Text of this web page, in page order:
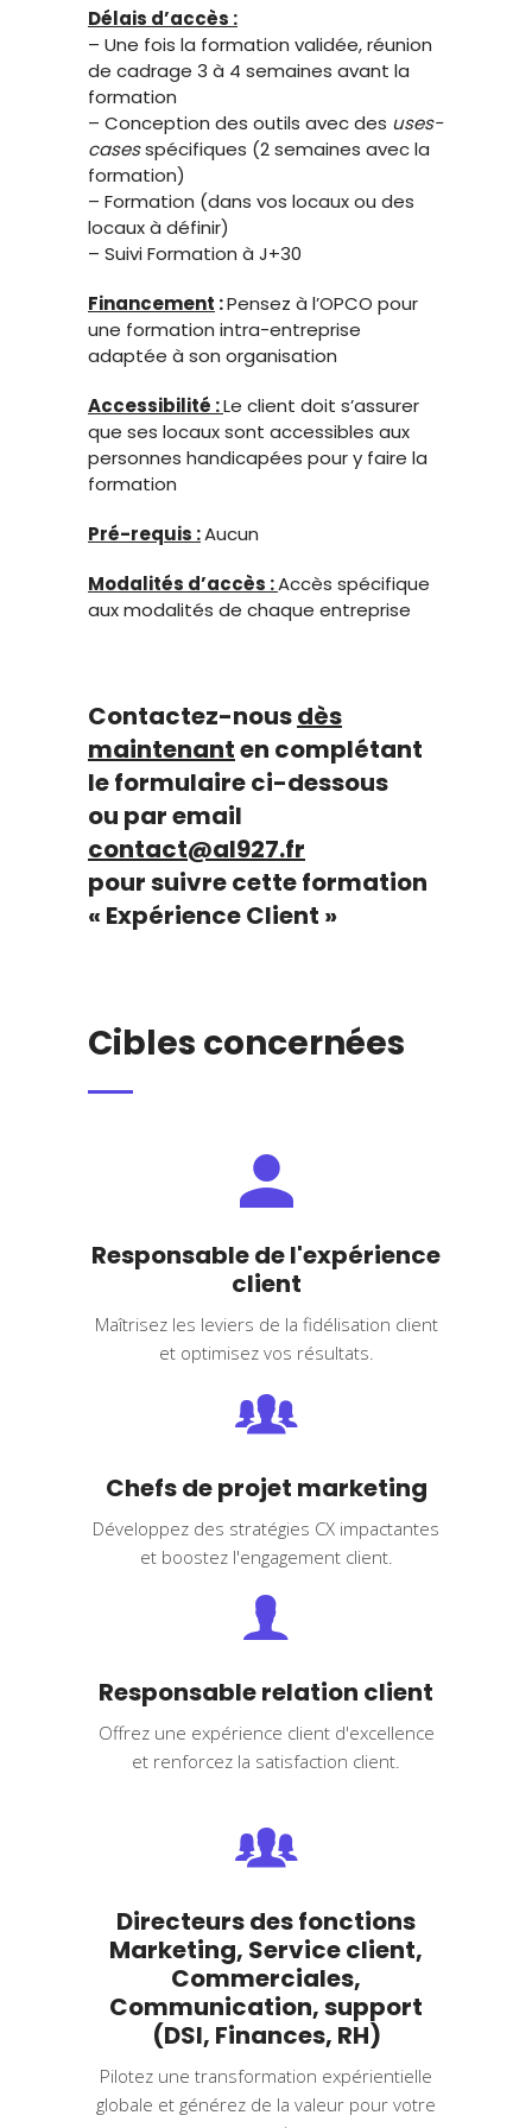
Délais d’accès :
– Une fois la formation validée, réunion
de cadrage 3 à 4 semaines avant la
formation
– Conception des outils avec des uses-
casesspécifiques (2 semaines avec la
formation)
– Formation (dans vos locaux ou des
locaux à définir)
– Suivi Formation à J+30
Financement :Pensez à l’OPCO pour
une formation intra-entreprise
adaptée à son organisation
Accessibilité :Le client doit s’assurer
que ses locaux sont accessibles aux
personnes handicapées pour y faire la
formation
Pré-requis :Aucun
Modalités d’accès :Accès spécifique
aux modalités de chaque entreprise
Contactez-nousdès
maintenanten complétant
le formulaire ci-dessous
ou par email
contact@al927.fr
pour suivre cette formation
« Expérience Client »
Cibles concernées
Responsable de l'expérience
client
Maîtrisez les leviers de la fidélisation client
et optimisez vos résultats.
Chefs de projet marketing
Développez des stratégies CX impactantes
et boostez l'engagement client.
Responsable relation client
Offrez une expérience client d'excellence
et renforcez la satisfaction client.
Directeurs des fonctions
Marketing, Service client,
Commerciales,
Communication, support
(DSI, Finances, RH)
Pilotez une transformation expérientielle
globale et générez de la valeur pour votre